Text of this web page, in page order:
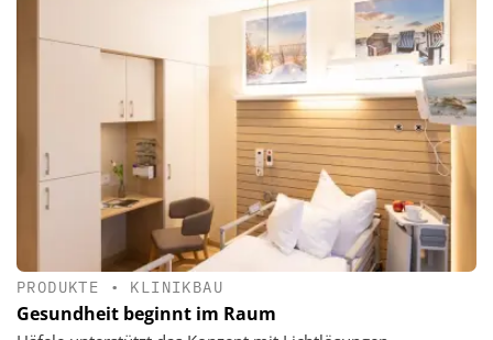
PRODUKTE • KLINIKBAU
Gesundheit beginnt im Raum